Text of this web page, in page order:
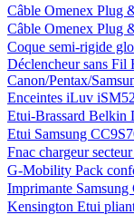
Câble Omenex Plug
Câble Omenex Plug
Coque semi-rigide
Déclencheur sans
Canon/Pentax/
Enceintes iLuv
Etui-Brassard Belkin
Etui Samsung
Fnac chargeur
G-Mobility Pack
Imprimante
Kensington Etui